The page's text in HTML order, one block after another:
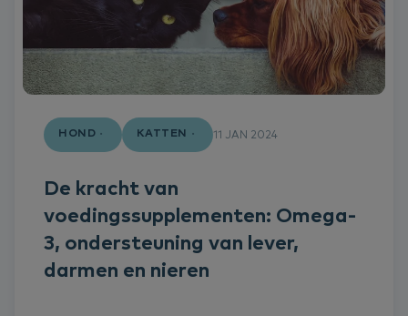
HOND KATTEN 11 JAN 2024
De kracht van
voedingssupplementen: Omega-
3, ondersteuning van lever,
darmen en nieren